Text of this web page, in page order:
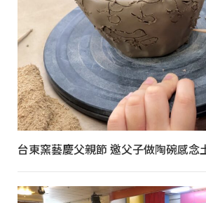
台東窯藝慶父親節 邀父子做陶碗感念